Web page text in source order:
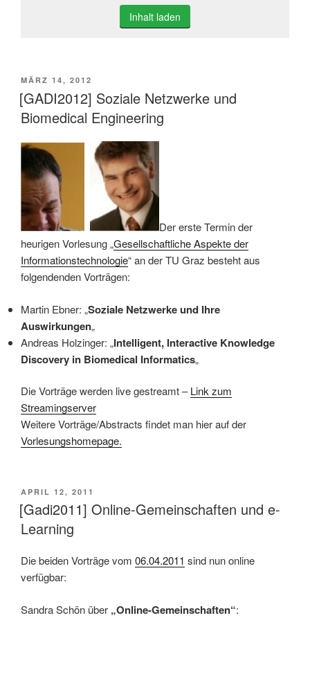
Inhalt laden
VERÖFFENTLICHT
AM
MÄRZ 14, 2012
[GADI2012] Soziale Netzwerke und
Biomedical Engineering
Der erste Termin der
heurigen Vorlesung „Gesellschaftliche Aspekte der
Informationstechnologie“ an der TU Graz besteht aus
folgendenden Vorträgen:
Martin Ebner: „Soziale Netzwerke und Ihre
Auswirkungen„
Andreas Holzinger: „Intelligent, Interactive Knowledge
Discovery in Biomedical Informatics„
Die Vorträge werden live gestreamt –Link zum
Streamingserver
Weitere Vorträge/Abstracts findet man hier auf der
Vorlesungshomepage.
VERÖFFENTLICHT
AM
APRIL 12, 2011
[Gadi2011] Online-Gemeinschaften und e-
Learning
Die beiden Vorträge vom 06.04.2011 sind nun online
verfügbar:
Sandra Schön über „Online-Gemeinschaften“: